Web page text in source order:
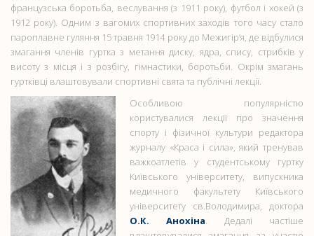
французська боротьба, веслування (з 1911 року), футбол і хокей (з
1912 року). Одним з вагомих спортивних заходів того часу стало
пароплавне гуляння 15 травня 1914 року до Межигір’я, де відбулися
змагання членів гуртка з метання диску, ядра, спису, стрибків у
висоту з місця і з розбігу, гімнастики, боротьби. Окрім змагань
гуртківці влаштовували спортивні свята та публічні лекції.
Особливою популярністю
користувалися лекції про значення
спорту і фізичної культури редактора
журналу «Краса і сила», який тренував
важкоатлетів у студентському гуртку
Київського університету, випускника
медичного факультету Київського
університету св.Володимира, доктора
О.К. Анохіна. Дедалі частіше